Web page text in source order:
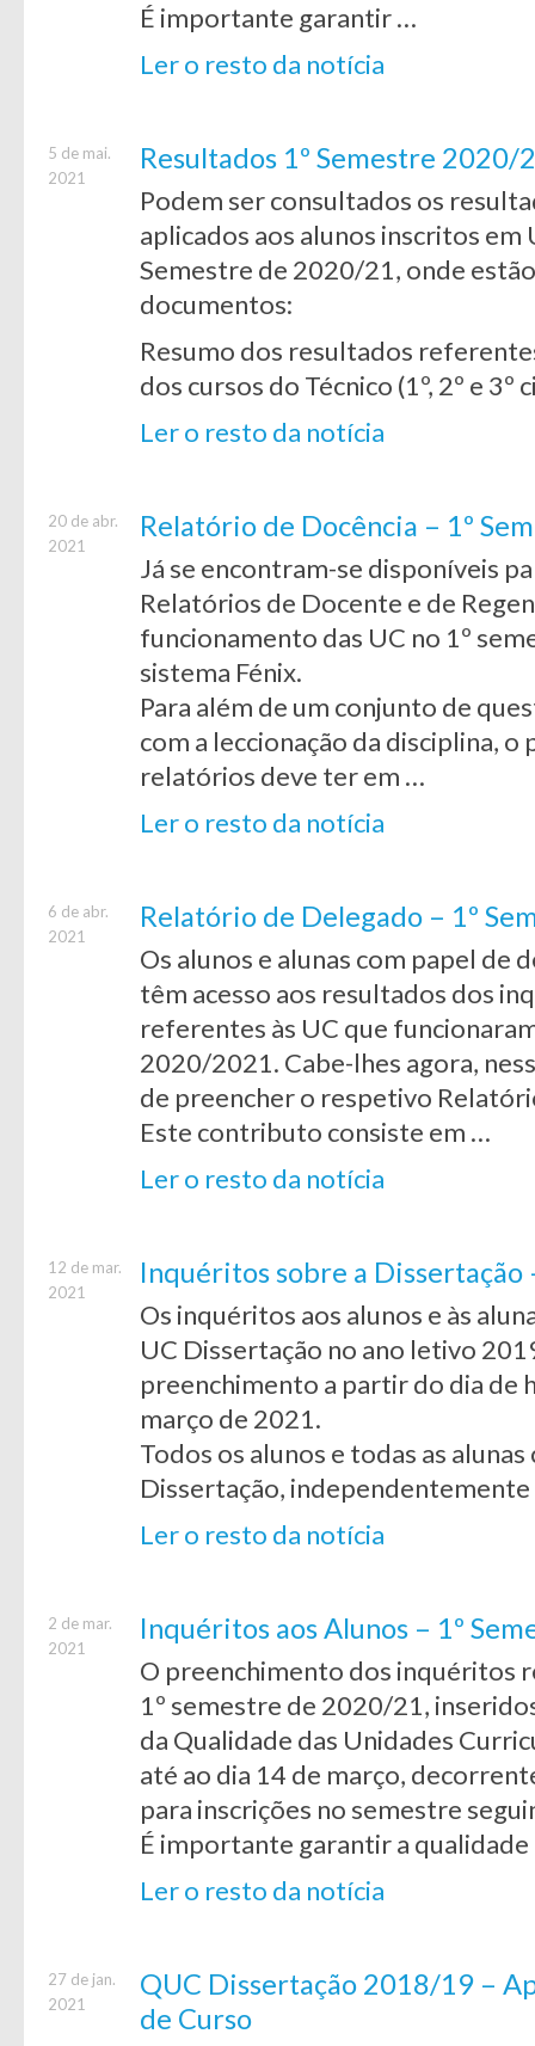
É importante garantir …
Ler o resto da notícia
5 de mai.
2021
Resultados 1º Semestre 2020/
Podem ser consultados os
aplicados aos alunos inscritos
Semestre de 2020/21, onde
documentos:
Resumo dos resultados
dos cursos do Técnico (1º, 2º e 3º
Ler o resto da notícia
20 de abr.
2021
Relatório de Docência – 1º
Já se encontram-se disponíveis
Relatórios de Docente e de
funcionamento das UC no 1º
sistema Fénix.
Para além de um conjunto de
com a leccionação da disciplina,
relatórios deve ter em …
Ler o resto da notícia
6 de abr.
2021
Relatório de Delegado – 1º
Os alunos e alunas com papel de
têm acesso aos resultados dos
referentes às UC que
2020/2021. Cabe-lhes agora,
de preencher o respetivo
Este contributo consiste em …
Ler o resto da notícia
12 de mar.
2021
Inquéritos sobre a
Os inquéritos aos alunos e às
UC Dissertação no ano letivo
preenchimento a partir do dia de
março de 2021.
Todos os alunos e todas as
Dissertação,
Ler o resto da notícia
2 de mar.
2021
Inquéritos aos Alunos – 1º
O preenchimento dos inquéritos
1º semestre de 2020/21,
da Qualidade das Unidades
até ao dia 14 de março,
para inscrições no semestre
É importante garantir a
Ler o resto da notícia
27 de jan.
2021
QUC Dissertação 2018/19 –
de Curso